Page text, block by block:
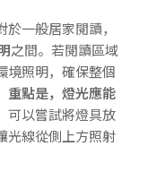
一般居家閱讀，
之間。若閱讀區域
境照明，確保整個
重點是，燈光應能
可以嘗試將燈具放
光線從側上方照射